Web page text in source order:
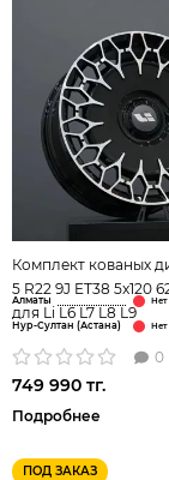
Комплект кованых
5 R22 9J ET38 5x120
для Li L6 L7 L8 L9
Алматы
Нур-Султан (Астана)
0
749 990 тг.
Подробнее
ПОД ЗАКАЗ